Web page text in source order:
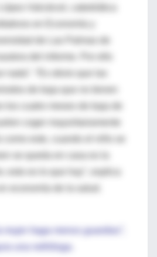
de baja que no tienen
los cuatro meses de baja de
coger mayoritariamente
mujer haga menos guardias”,
una nefróloga.